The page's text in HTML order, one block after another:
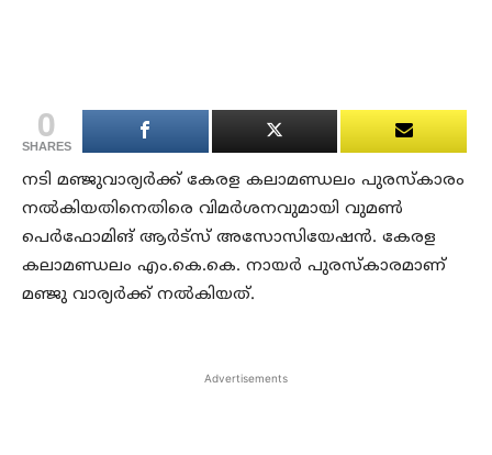
0
SHARES
നടി മഞ്ജുവാര്യര്‍ക്ക് കേരള കലാമണ്ഡലം പുരസ്‌കാരം
നല്‍കിയതിനെതിരെ വിമര്‍ശനവുമായി വുമണ്‍
പെര്‍ഫോമിങ് ആര്‍ട്‌സ് അസോസിയേഷന്‍. കേരള
കലാമണ്ഡലം എം.കെ.കെ. നായര്‍ പുരസ്‌കാരമാണ്
മഞ്ജു വാര്യര്‍ക്ക് നല്‍കിയത്.
Advertisements